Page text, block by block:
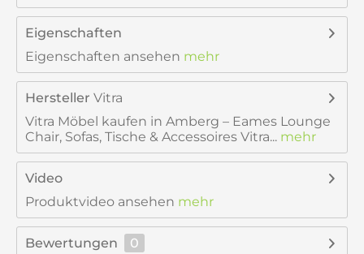
Eigenschaften
Eigenschaften ansehen mehr
Hersteller Vitra
Vitra Möbel kaufen in Amberg – Eames Lounge
Chair, Sofas, Tische & Accessoires Vitra... mehr
Video
Produktvideo ansehen mehr
Bewertungen
0